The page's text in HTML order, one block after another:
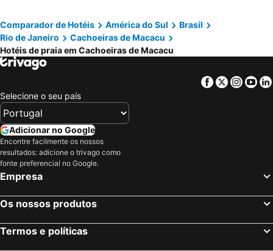
Comparador de Hotéis América do Sul
Brasil
Rio de Janeiro
Cachoeiras de Macacu
Hotéis de praia em Cachoeiras de Macacu
Facebook
Twitter
Selecione o seu país
Adicionar no Google
Encontre facilmente os nossos
resultados: adicione o trivago como
fonte preferencial no Google.
Empresa
Os nossos produtos
Termos e políticas